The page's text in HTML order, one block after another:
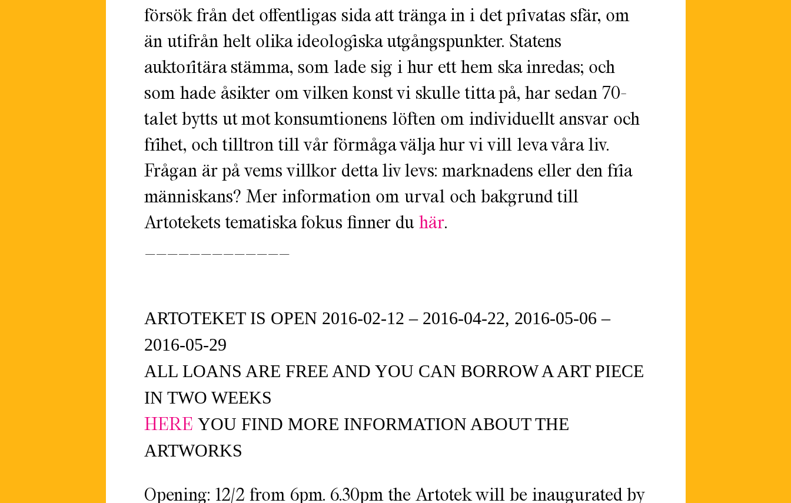
försök från det offentligas sida att tränga in i det privatas sfär, om
än utifrån helt olika ideologiska utgångspunkter. Statens
auktoritära stämma, som lade sig i hur ett hem ska inredas; och
som hade åsikter om vilken konst vi skulle titta på, har sedan 70-
talet bytts ut mot konsumtionens löften om individuellt ansvar och
frihet, och tilltron till vår förmåga välja hur vi vill leva våra liv.
Frågan är på vems villkor detta liv levs: marknadens eller den fria
människans? Mer information om urval och bakgrund till
Artotekets tematiska fokus finner duhär.
ARTOTEKET IS OPEN 2016-02-12 – 2016-04-22, 2016-05-06 –
2016-05-29
ALL LOANS ARE FREE AND YOU CAN BORROW A ART PIECE
IN TWO WEEKS
HERE YOU FIND MORE INFORMATION ABOUT THE
ARTWORKS
Opening: 12/2 from 6pm. 6.30pm the Artotek will be inaugurated by